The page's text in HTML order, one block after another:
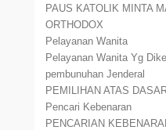
PAUS KATOLIK MINTA
ORTHODOX
Pelayanan Wanita
Pelayanan Wanita Yg
pembunuhan Jenderal
PEMILIHAN ATAS
Pencari Kebenaran
PENCARIAN